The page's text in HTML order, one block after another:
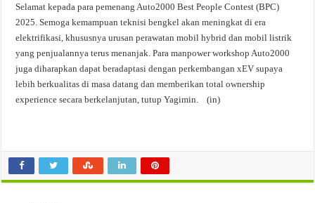
Selamat kepada para pemenang Auto2000 Best People Contest (BPC)
2025. Semoga kemampuan teknisi bengkel akan meningkat di era
elektrifikasi, khususnya urusan perawatan mobil hybrid dan mobil listrik
yang penjualannya terus menanjak. Para manpower workshop Auto2000
juga diharapkan dapat beradaptasi dengan perkembangan xEV supaya
lebih berkualitas di masa datang dan memberikan total ownership
experience secara berkelanjutan, tutup Yagimin. (in)